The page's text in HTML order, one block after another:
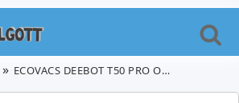
ECOVACS DEEBOT T50 PRO Omni Gen2 für 349€ (Vgl. 404,98€)